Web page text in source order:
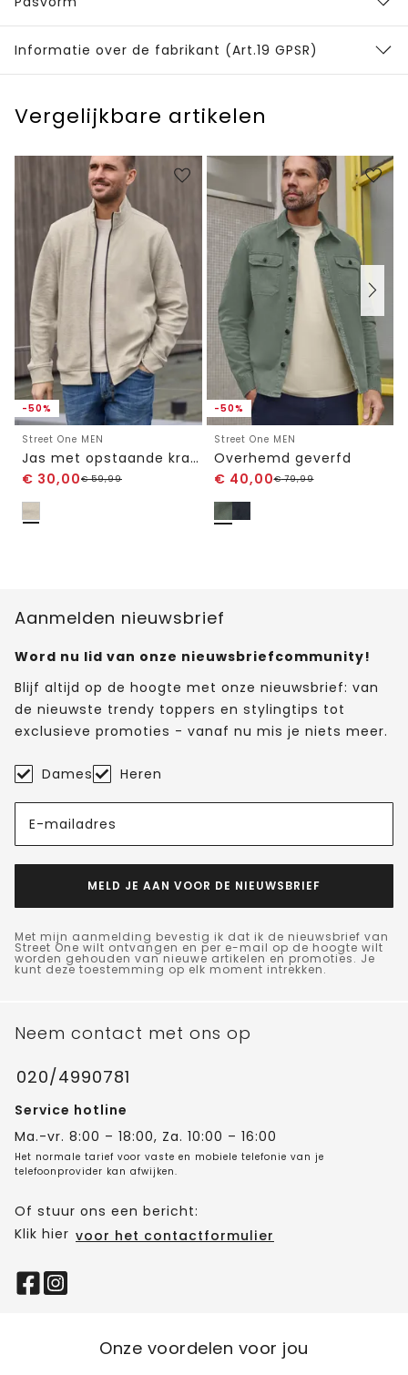
Informatie over de fabrikant (Art.19 GPSR)
Vergelijkbare artikelen
-50%
Street One MEN
Jas met opstaande kraag in gemêleerde look
€ 30,00€59,99
-50%
Street One MEN
Overhemd geverfd
€ 40,00€79,99
Aanmelden nieuwsbrief
Word nu lid van onze nieuwsbriefcommunity!
Blijf altijd op de hoogte met onze nieuwsbrief: van
de nieuwste trendy toppers en stylingtips tot
exclusieve promoties - vanaf nu mis je niets meer.
Dames Heren
E-mailadres
MELD JE AAN VOOR DE NIEUWSBRIEF
Met mijn aanmelding bevestig ik dat ik de nieuwsbrief van
Street One wilt ontvangen en per e-mail op de hoogte wilt
worden gehouden van nieuwe artikelen en promoties. Je
kunt deze toestemming op elk moment intrekken.
Neem contact met ons op
020/4990781
Service hotline
Ma.-vr. 8:00 – 18:00, Za. 10:00 – 16:00
Het normale tarief voor vaste en mobiele telefonie van je
telefoonprovider kan afwijken.
Of stuur ons een bericht:
Klik hier voor het contactformulier
Onze voordelen voor jou